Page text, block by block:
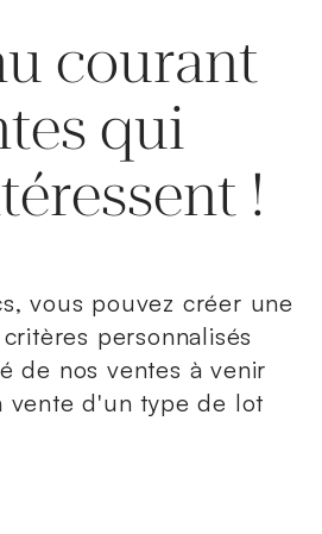
courant
qui
!
vous pouvez créer une
personnalisés
de nos ventes à venir
vente d'un type de lot